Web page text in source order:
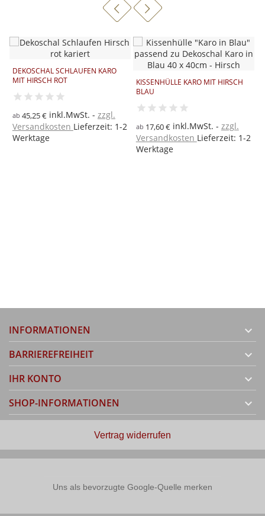
DEKOSCHAL SCHLAUFEN KARO
MIT HIRSCH ROT
ab 45,25 €inkl.MwSt.
zzgl.
Versandkosten Lieferzeit: 1-2
Werktage
KISSENHÜLLE KARO MIT HIRSCH
BLAU
ab 17,60 €inkl.MwSt.
zzgl.
Versandkosten Lieferzeit: 1-2
Werktage
INFORMATIONEN 
BARRIEREFREIHEIT 
IHR KONTO 
SHOP-INFORMATIONEN 
Vertrag widerrufen
Uns als bevorzugte Google-Quelle merken